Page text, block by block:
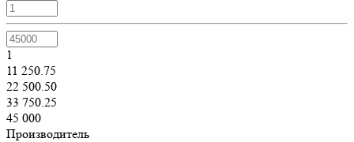
1
11 250.75
22 500.50
33 750.25
45 000
Производитель